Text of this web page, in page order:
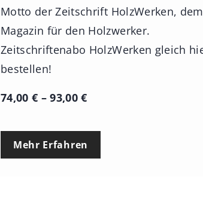
Motto der Zeitschrift HolzWerken, dem
Magazin für den Holzwerker.
Zeitschriftenabo HolzWerken gleich
bestellen!
74,00 € –93,00€P
e
Mehr Erfahren